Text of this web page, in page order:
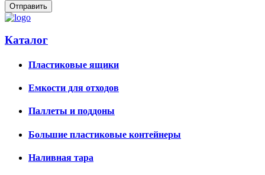
Каталог
Пластиковые ящики
Емкости для отходов
Паллеты и поддоны
Большие пластиковые контейнеры
Наливная тара